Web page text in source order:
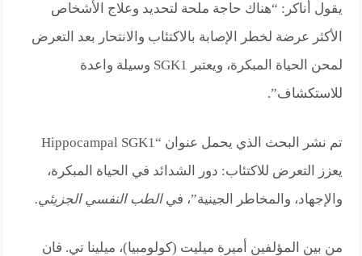
يقول أناكر: “هناك حاجة ملحة لتحديد وعلاج الأشخاص
الأكثر عرضة لخطر الإصابة بالاكتئاب والانتحار بعد التعرض
لمحن الحياة المبكرة، ويعتبر SGK1 وسيلة واعدة
للاستكشاف”.
تم نشر البحث الذي يحمل عنوان “Hippocampal SGK1
يعزز التعرض للاكتئاب: دور الشدائد في الحياة المبكرة،
والإجهاد، والمخاطر الجينية”، فيالطب النفسي الجزيئي.
من بين المؤلفين أميرة ميليت (كولومبيا)، ميلينا تي. فان